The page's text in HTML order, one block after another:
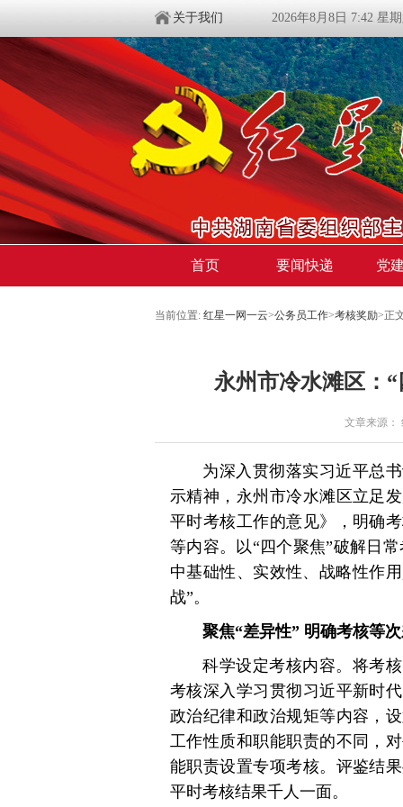
关于我们 2026年8月8日 7:42 星
首页 要闻快递 党
当前位置: 红星一网一云>公务员工作>考核奖励>正
永州市冷水滩区：
文章来源：
为深入贯彻落实习近平总
示精神，永州市冷水滩区立足
平时考核工作的意见》，明确
等内容。以“四个聚焦”破解日
中基础性、实效性、战略性作
战”。
聚焦“差异性” 明确考核等
科学设定考核内容。将考
考核深入学习贯彻习近平新时
政治纪律和政治规矩等内容，
工作性质和职能职责的不同，
能职责设置专项考核。评鉴结
平时考核结果千人一面。